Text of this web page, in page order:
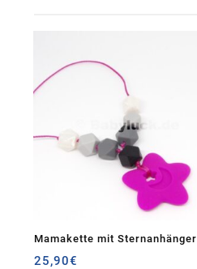
Mamakette mit Sternanhänger
25,90€